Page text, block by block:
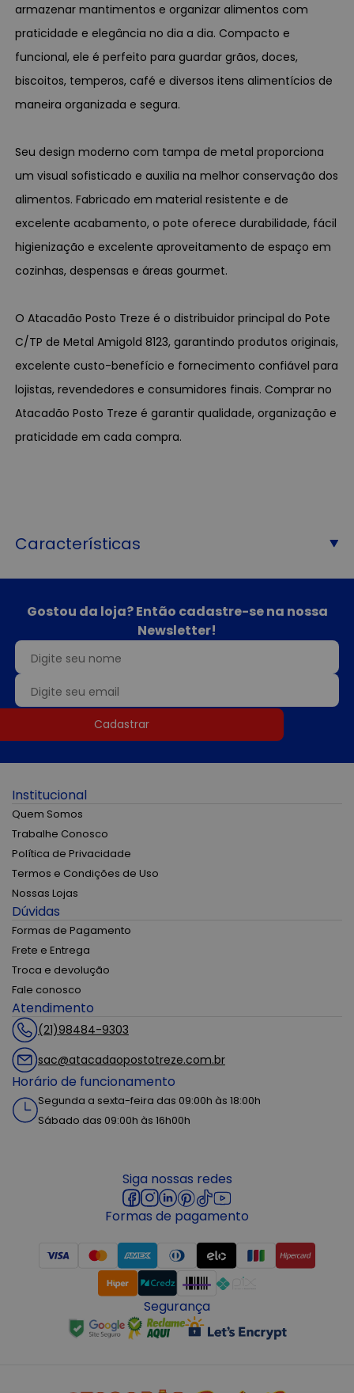
armazenar mantimentos e organizar alimentos com
praticidade e elegância no dia a dia. Compacto e
funcional, ele é perfeito para guardar grãos, doces,
biscoitos, temperos, café e diversos itens alimentícios de
maneira organizada e segura.
Seu design moderno com tampa de metal proporciona
um visual sofisticado e auxilia na melhor conservação dos
alimentos. Fabricado em material resistente e de
excelente acabamento, o pote oferece durabilidade, fácil
higienização e excelente aproveitamento de espaço em
cozinhas, despensas e áreas gourmet.
O Atacadão Posto Treze é o distribuidor principal do Pote
C/TP de Metal Amigold 8123, garantindo produtos originais,
excelente custo-benefício e fornecimento confiável para
lojistas, revendedores e consumidores finais. Comprar no
Atacadão Posto Treze é garantir qualidade, organização e
praticidade em cada compra.
Características
Gostou da loja? Então cadastre-se na nossa
Newsletter!
Cadastrar
Institucional
Quem Somos
Trabalhe Conosco
Política de Privacidade
Termos e Condições de Uso
Nossas Lojas
Dúvidas
Formas de Pagamento
Frete e Entrega
Troca e devolução
Fale conosco
Atendimento
(21)98484-9303
sac@atacadaopostotreze.com.br
Horário de funcionamento
Segunda a sexta-feira das 09:00h às 18:00h
Sábado das 09:00h às 16h00h
Siga nossas redes
Formas de pagamento
Segurança